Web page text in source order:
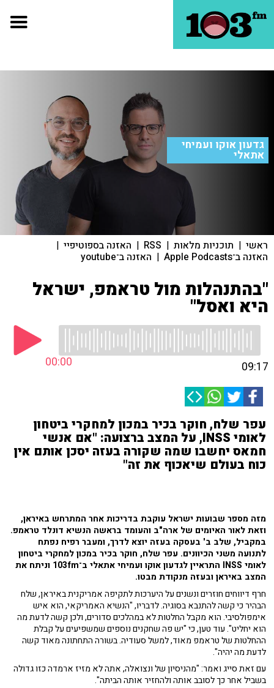
גדעון אוקו ועמיחי
אתאלי
ראשי | תוכניות מלאות |
RSS
| האזנה בספוטיפיי |
האזנה ב־Apple Podcasts | האזנה ב־youtube
"בהתנהלות מול טראמפ, ישראל
היא ואסל"
00:00 09:17
עפר שלח, חוקר בכיר במכון למחקרי ביטחון
לאומי INSS, על המצב ברצועה: "אם אנשי
חמאס יחשבו שמה שקורה בעזה יסכן אותם אין
כוח בעולם שיאכוף את זה"
מזה מספר שבועות ישראל עוקבת בדריכות אחר המתרחש באיראן,
וזאת לאור האיומים של ארה"ב והעומד בראשה הנשיא דונלד טראמפ.
במקביל, שלב ב' בעסקה בעזה יוצא לדרך, ומעבר רפיח נפתח
לתנועה משני הכיוונים. עפר שלח, חוקר בכיר במכון למחקרי ביטחון
לאומי INSS התראיין לגדעון אוקו ועמיחי אתאלי ב־103fm וניתח את
המצב באיראן ובעזה מנקודת מבטו.
חרף דיווחים חוזרים ונשנים על היערכות לתקיפה אמריקנית באיראן, שלח
הבהיר כי קשה להתנבא בסוגיה. לדבריו, "הנשיא האמריקאי, הוא איש
אימפולסיבי. הוא מקבל החלטות לא במהלכים סדורים, ולכן קשה לדעת מה
הוא יחליט". עוד טען, כי "יש פה שחקנים נוספים שמשפיעים על קבלת
ההחלטות של טראמפ מאוד, למשל סעודיה. בשורה התחתונה מאוד קשה
לדעת מה יהיה".
עם זאת סייג ואמר: "מהניסיון של ונצואלה, אתה לא מזיז ארמדה כזו גדולה
בשביל אחר כך לסובב אותה ולהחזיר אותה הביתה".